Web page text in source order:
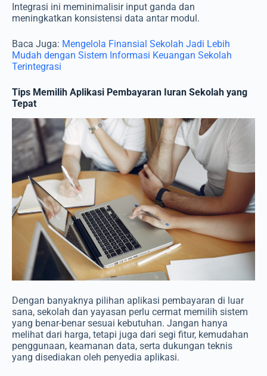
Integrasi ini meminimalisir input ganda dan
meningkatkan konsistensi data antar modul.
Baca Juga: Mengelola Finansial Sekolah Jadi Lebih
Mudah dengan Sistem Informasi Keuangan Sekolah
Terintegrasi
Tips Memilih Aplikasi Pembayaran Iuran Sekolah yang
Tepat
Dengan banyaknya pilihan aplikasi pembayaran di luar
sana, sekolah dan yayasan perlu cermat memilih sistem
yang benar-benar sesuai kebutuhan. Jangan hanya
melihat dari harga, tetapi juga dari segi fitur, kemudahan
penggunaan, keamanan data, serta dukungan teknis
yang disediakan oleh penyedia aplikasi.